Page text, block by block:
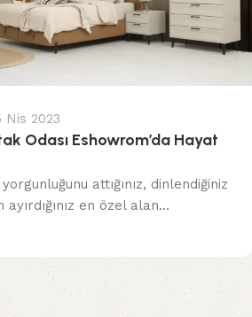
Nis 2023
Odası Eshowrom’da Hayat
attığınız, dinlendiğiniz
en özel alan...